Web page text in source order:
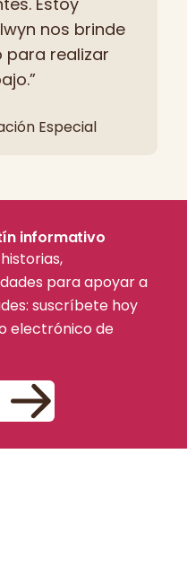
nos brinde
para realizar
Especial
informativo
para apoyar a
suscríbete hoy
electrónico de